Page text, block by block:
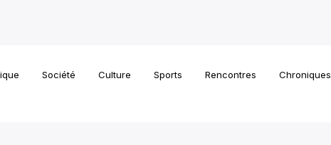
Société Culture Sports Rencontres Chroniques